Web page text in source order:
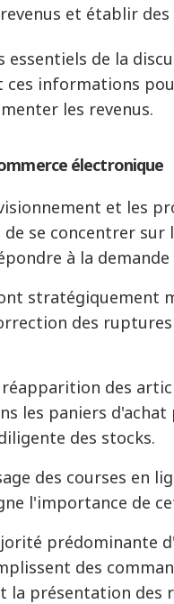
et établir
de la
informations
les revenus.
électronique
et les
se concentrer
à la
stratégiquement
des
des
les paniers
des stocks.
des courses en
l'importance de
prédominante
des
la présentation des